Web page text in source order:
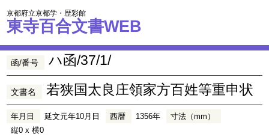
京都府立京都学・歴彩館
東寺百合文書WEB
函/番号 ハ函/37/1/
文書名 若狭国太良庄領家方百姓等重申状
年月日 延文元年10月日 西暦 1356年
寸法（mm）
縦0 x 横0